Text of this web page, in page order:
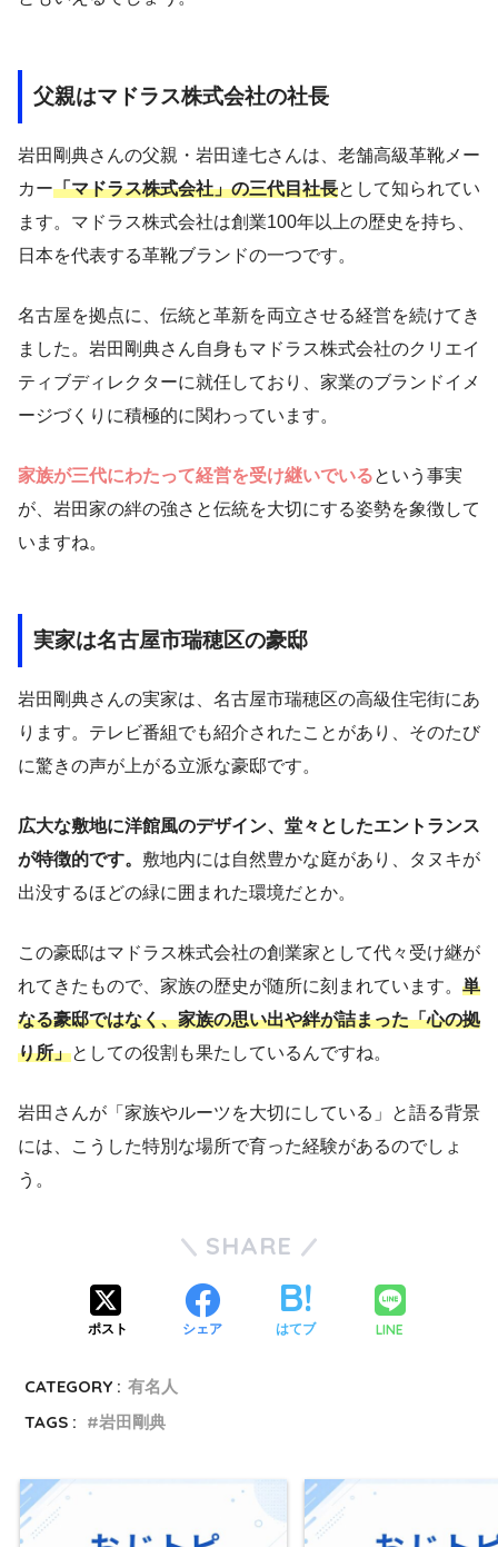
父親はマドラス株式会社の社長
岩田剛典さんの父親・岩田達七さんは、老舗高級革靴メー
カー「マドラス株式会社」の三代目社長として知られてい
ます。マドラス株式会社は創業100年以上の歴史を持ち、
日本を代表する革靴ブランドの一つです。
名古屋を拠点に、伝統と革新を両立させる経営を続けてき
ました。岩田剛典さん自身もマドラス株式会社のクリエイ
ティブディレクターに就任しており、家業のブランドイメ
ージづくりに積極的に関わっています。
家族が三代にわたって経営を受け継いでいるという事実
が、岩田家の絆の強さと伝統を大切にする姿勢を象徴して
いますね。
実家は名古屋市瑞穂区の豪邸
岩田剛典さんの実家は、名古屋市瑞穂区の高級住宅街にあ
ります。テレビ番組でも紹介されたことがあり、そのたび
に驚きの声が上がる立派な豪邸です。
広大な敷地に洋館風のデザイン、堂々としたエントランス
が特徴的です。 敷地内には自然豊かな庭があり、タヌキが
出没するほどの緑に囲まれた環境だとか。
この豪邸はマドラス株式会社の創業家として代々受け継が
れてきたもので、家族の歴史が随所に刻まれています。 単
なる豪邸ではなく、家族の思い出や絆が詰まった「心の拠
り所」としての役割も果たしているんですね。
岩田さんが「家族やルーツを大切にしている」と語る背景
には、こうした特別な場所で育った経験があるのでしょ
う。
SHARE
ポスト シェア はてブ LINE
CATEGORY : 有名人
TAGS :
岩田剛典